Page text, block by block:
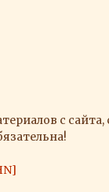
с сайта,